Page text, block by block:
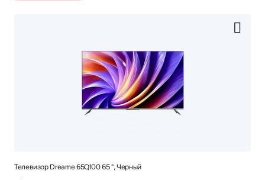
Телевизор Dreame 65Q100 65 ", Черный